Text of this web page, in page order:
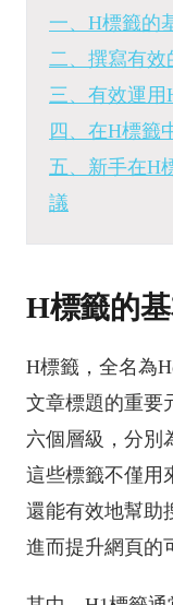
一、H標籤的
二、撰寫有
三、有效運
四、在H標籤
五、新手在H
議
H標籤的
H標籤，全名為
文章標題的重要
六個層級，分別
這些標籤不僅用
還能有效地幫助
進而提升網頁的